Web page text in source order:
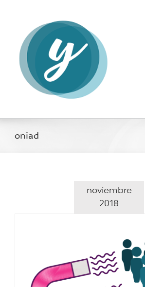
contenido
oniad
noviembre
2018